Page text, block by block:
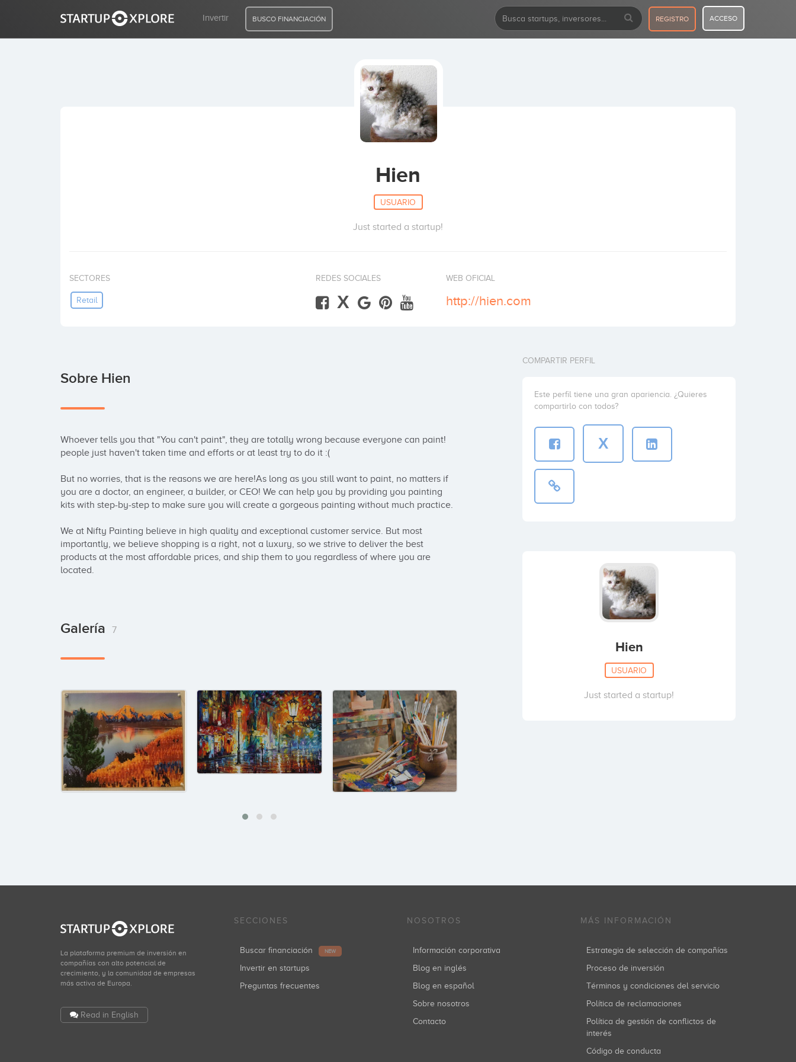
Invertir BUSCO FINANCIACIÓN REGISTRO ACCESO
Hien
USUARIO
Just started a startup!
SECTORES
Retail
REDES SOCIALES
X
WEB OFICIAL
http://hien.com
Sobre Hien
Whoever tells you that "You can't paint", they are totally wrong because everyone can paint!
people just haven't taken time and efforts or at least try to do it :(
But no worries, that is the reasons we are here!As long as you still want to paint, no matters if
you are a doctor, an engineer, a builder, or CEO! We can help you by providing you painting
kits with step-by-step to make sure you will create a gorgeous painting without much practice.
We at Nifty Painting believe in high quality and exceptional customer service. But most
importantly, we believe shopping is a right, not a luxury, so we strive to deliver the best
products at the most affordable prices, and ship them to you regardless of where you are
located.
Galería 7
COMPARTIR PERFIL
Este perfil tiene una gran apariencia. ¿Quieres
compartirlo con todos?
X
Hien
USUARIO
Just started a startup!
La plataforma premium de inversión en
compañías con alto potencial de
crecimiento, y la comunidad de empresas
más activa de Europa.
Read in English
SECCIONES
Buscar financiación NEW
Invertir en startups
Preguntas frecuentes
NOSOTROS
Información corporativa
Blog en inglés
Blog en español
Sobre nosotros
Contacto
MÁS INFORMACIÓN
Estrategia de selección de compañías
Proceso de inversión
Términos y condiciones del servicio
Política de reclamaciones
Política de gestión de conflictos de
interés
Código de conducta